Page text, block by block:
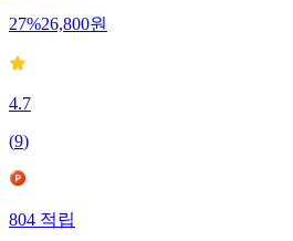
27%26,800원
4.7
(9)
804 적립